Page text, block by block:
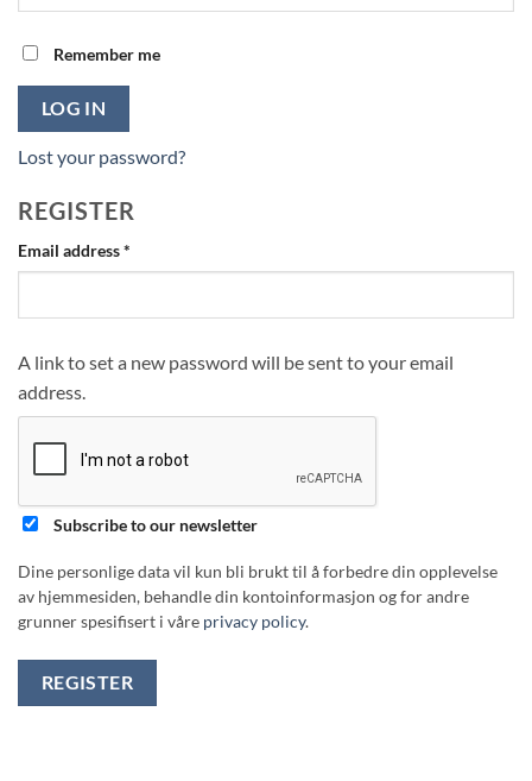
Remember me
LOG IN
Lost your password?
REGISTER
Email address*
A link to set a new password will be sent to your email
address.
Subscribe to our newsletter
Dine personlige data vil kun bli brukt til å forbedre din opplevelse
av hjemmesiden, behandle din kontoinformasjon og for andre
grunner spesifisert i våre privacy policy.
REGISTER